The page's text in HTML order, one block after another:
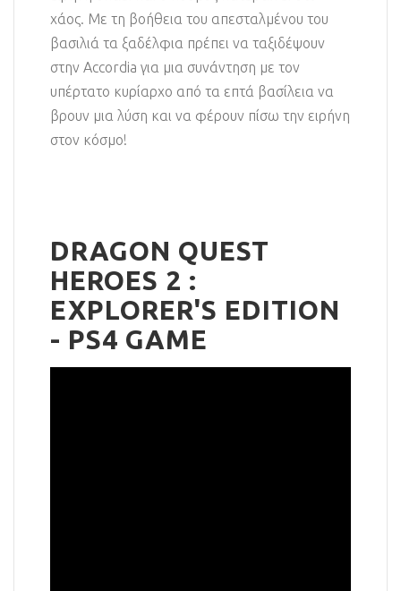
χάος. Με τη βοήθεια του απεσταλμένου του
βασιλιά τα ξαδέλφια πρέπει να ταξιδέψουν
στην Accordia για μια συνάντηση με τον
υπέρτατο κυρίαρχο από τα επτά βασίλεια να
βρουν μια λύση και να φέρουν πίσω την ειρήνη
στον κόσμο!
DRAGON QUEST
HEROES 2 :
EXPLORER'S EDITION
- PS4 GAME